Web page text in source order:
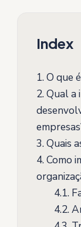
Index
1.O que
2.Qual a
3.Quais
4.Como
4.1.
4.2.